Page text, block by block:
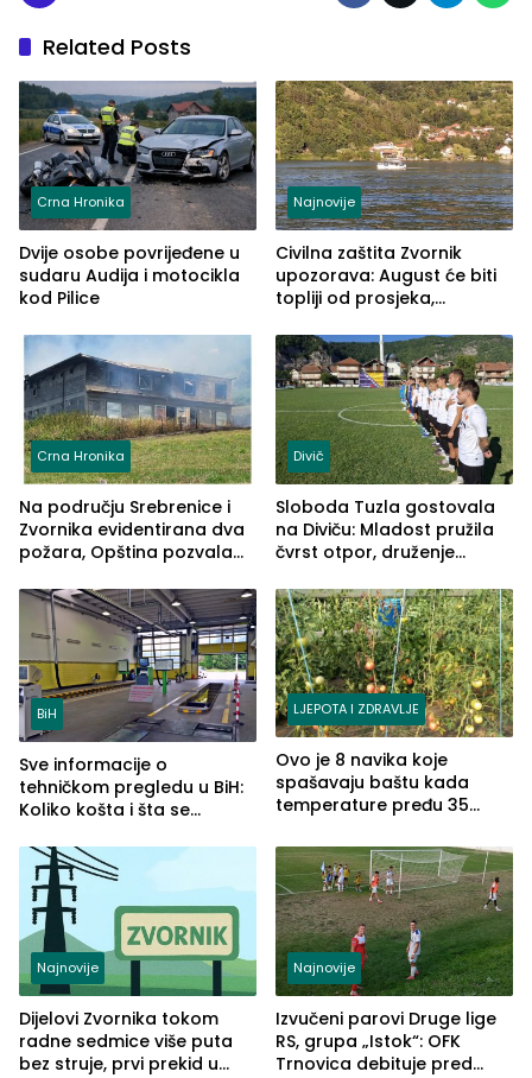
Related Posts
Crna Hronika
Dvije osobe povrijeđene u
sudaru Audija i motocikla
kod Pilice
Najnovije
Civilna zaštita Zvornik
upozorava: August će biti
topliji od prosjeka,
nestašice vode
Crna Hronika
Na području Srebrenice i
Zvornika evidentirana dva
požara, Opština pozvala
Divič
Sloboda Tuzla gostovala
na Diviču: Mladost pružila
čvrst otpor, druženje
jezera
BiH
Sve informacije o
tehničkom pregledu u BiH:
Koliko košta i šta se
LJEPOTA I ZDRAVLJE
Ovo je 8 navika koje
spašavaju baštu kada
temperature pređu 35
Najnovije
Dijelovi Zvornika tokom
radne sedmice više puta
bez struje, prvi prekid u
Najnovije
Izvučeni parovi Druge lige
RS, grupa „Istok“: OFK
Trnovica debituje pred